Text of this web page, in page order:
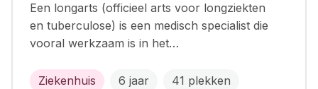
Een longarts (officieel arts voor longziekten
en tuberculose) is een medisch specialist die
vooral werkzaam is in het…
Ziekenhuis 6 jaar 41 plekken